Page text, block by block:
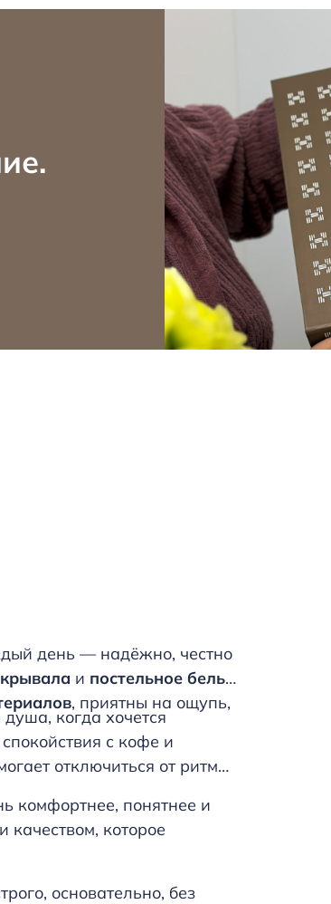
день — надёжно, честно
и постельное бельё
, приятны на ощупь,
когда хочется
с кофе и
отключиться от ритма
комфортнее, понятнее и
и качеством, которое
основательно, без